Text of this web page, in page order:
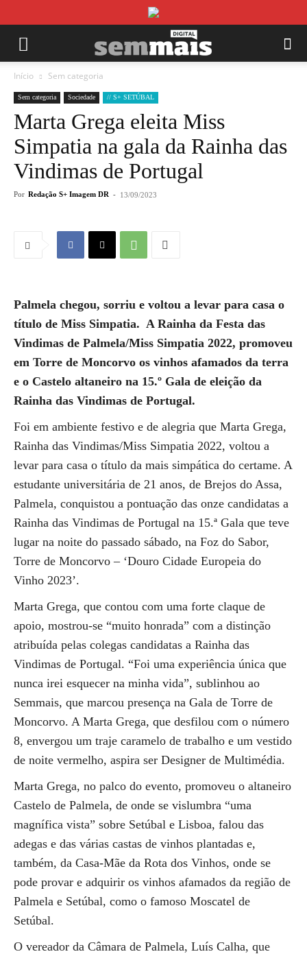
Início Sem categoria
Sem categoria Sociedade // S+ SETÚBAL
Marta Grega eleita Miss
Simpatia na gala da Rainha das
Vindimas de Portugal
Por Redação S+ Imagem DR - 13/09/2023
Palmela chegou, sorriu e voltou a levar para casa o
título de Miss Simpatia. A Rainha da Festa das
Vindimas de Palmela/Miss Simpatia 2022, promoveu
em Torre de Moncorvo os vinhos afamados da terra
e o Castelo altaneiro na 15.º Gala de eleição da
Rainha das Vindimas de Portugal.
Foi em ambiente festivo e de alegria que Marta Grega,
Rainha das Vindimas/Miss Simpatia 2022, voltou a
levar para casa o título da mais simpática do certame. A
estudante universitária de 21 anos, de Brejos do Assa,
Palmela, conquistou a pontuação das onze candidatas a
Rainha das Vindimas de Portugal na 15.ª Gala que teve
lugar na noite do passado sábado, na Foz do Sabor,
Torre de Moncorvo – ‘Douro Cidade Europeia do
Vinho 2023’.
Marta Grega, que contou com uma forte claque de
apoio, mostrou-se “muito honrada” com a distinção
atribuída pelas colegas candidatas a Rainha das
Vindimas de Portugal. “Foi uma experiência única que
nunca irei esquecer na minha vida”, sublinhou ao
Semmais, que marcou presença na Gala de Torre de
Moncorvo. A Marta Grega, que desfilou com o número
8, envergou um traje caramelo de trabalho e um vestido
de noite vermelho, aspira ser Designer de Multimédia.
Marta Grega, no palco do evento, promoveu o altaneiro
Castelo de Palmela, de onde se vislumbra “uma
magnífica vista” sobre Setúbal e Lisboa, falou das
adegas e das várias castas de vinhos plantadas e,
também, da Casa-Mãe da Rota dos Vinhos, onde se
pode provar e adquirir os vinhos afamados da região de
Palmela e Setúbal, como o famoso Moscatel de
Setúbal.
O vereador da Câmara de Palmela, Luís Calha, que